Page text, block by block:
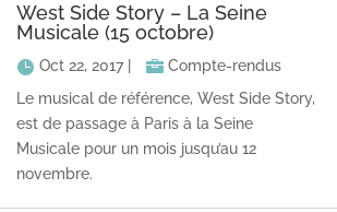
West Side Story – La Seine
Musicale (15 octobre)
Oct 22, 2017|
Compte-rendus
Le musical de référence, West Side Story,
est de passage à Paris à la Seine
Musicale pour un mois jusqu’au 12
novembre.